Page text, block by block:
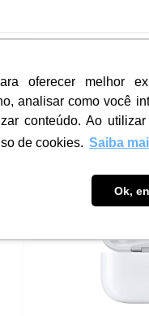
oferecer melhor
analisar como você
conteúdo. Ao
de cookies. Saiba
Ok,
RELACIONADOS